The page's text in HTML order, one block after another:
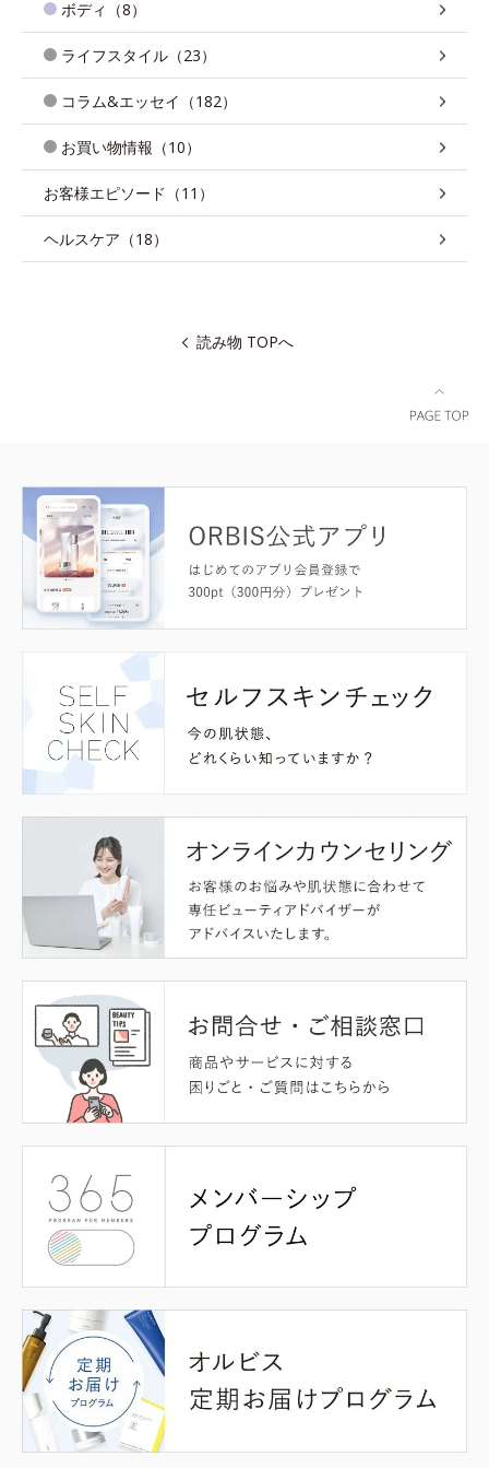
ボディ（8）
ライフスタイル（23）
コラム&エッセイ（182）
お買い物情報（10）
お客様エピソード（11）
ヘルスケア（18）
読み物 TOPへ